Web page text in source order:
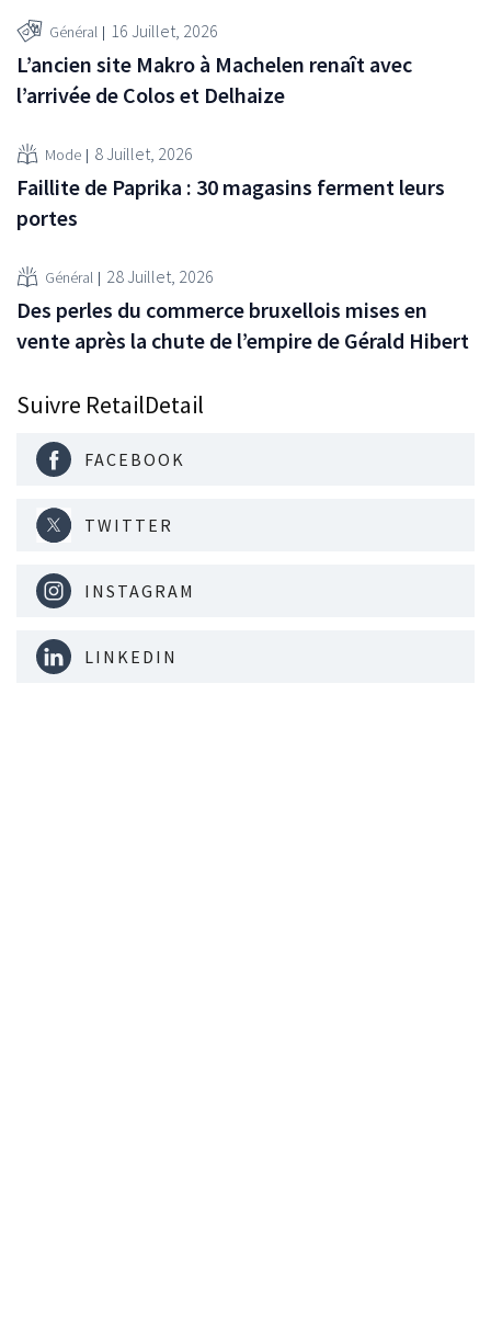
Général 16 Juillet, 2026
L’ancien site Makro à Machelen renaît avec
l’arrivée de Colos et Delhaize
Mode 8 Juillet, 2026
Faillite de Paprika : 30 magasins ferment leurs
portes
Général 28 Juillet, 2026
Des perles du commerce bruxellois mises en
vente après la chute de l’empire de Gérald Hibert
Suivre RetailDetail
FACEBOOK
TWITTER
INSTAGRAM
LINKEDIN